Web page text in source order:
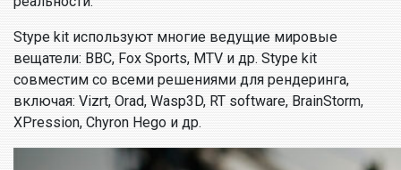
Stype kit используют многие ведущие мировые
вещатели: BBC, Fox Sports, MTV и др. Stype kit
совместим со всеми решениями для рендеринга,
включая: Vizrt, Orad, Wasp3D, RT software, BrainStorm,
XPression, Chyron Hego и др.